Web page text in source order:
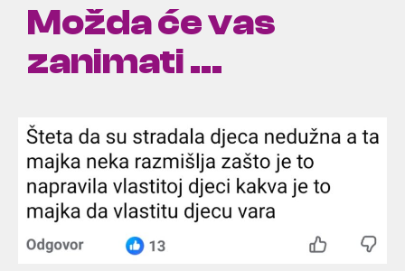
Možda će vas
zanimati ...